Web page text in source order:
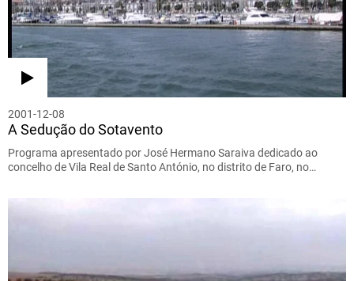
2001-12-08
A Sedução do Sotavento
Programa apresentado por José Hermano Saraiva dedicado ao
concelho de Vila Real de Santo António, no distrito de Faro, no…